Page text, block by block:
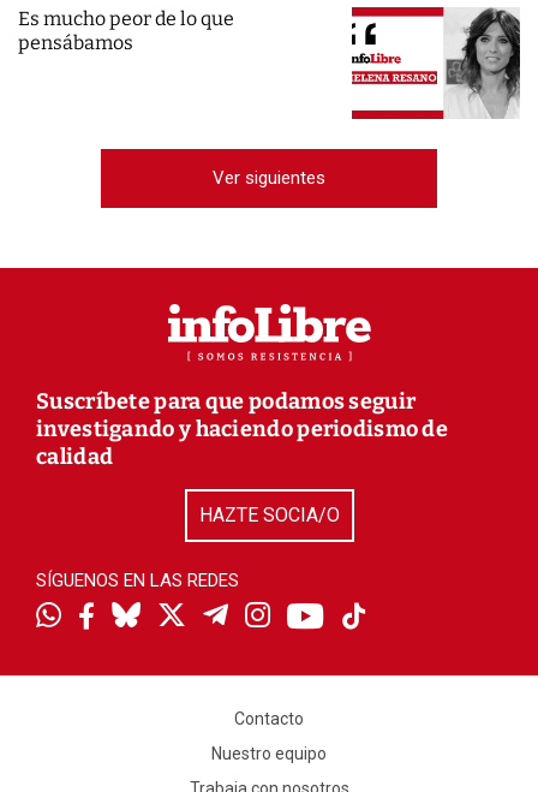
Es mucho peor de lo que
pensábamos
Ver siguientes
Suscríbete para que podamos seguir
investigando y haciendo periodismo de
calidad
HAZTE SOCIA/O
SÍGUENOS EN LAS REDES
Contacto
Nuestro equipo